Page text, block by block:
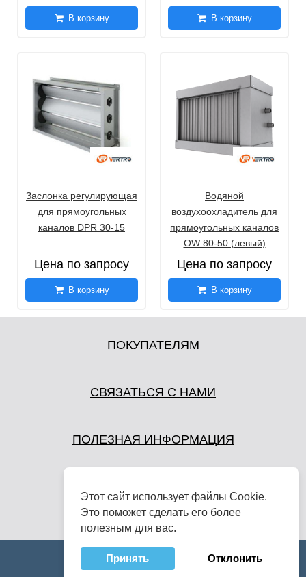
В корзину В корзину
Заслонка регулирующая
для прямоугольных
каналов DPR 30-15
Цена по запросу
В корзину
Водяной
воздухоохладитель для
прямоугольных каналов
OW 80-50 (левый)
Цена по запросу
В корзину
ПОКУПАТЕЛЯМ
СВЯЗАТЬСЯ С НАМИ
ПОЛЕЗНАЯ ИНФОРМАЦИЯ
Этот сайт использует файлы Cookie.
Это поможет сделать его более
полезным для вас.
Принять Отклонить